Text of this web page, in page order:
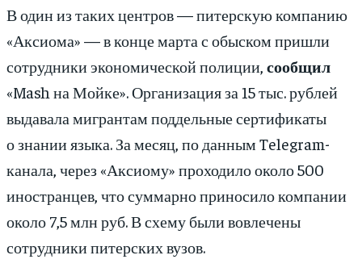
В один из таких центров — питерскую компанию
«Аксиома» — в конце марта с обыском пришли
сотрудники экономической полиции, сообщил
«Mash на Мойке». Организация за 15 тыс. рублей
выдавала мигрантам поддельные сертификаты
о знании языка. За месяц, по данным Telegram-
канала, через «Аксиому» проходило около 500
иностранцев, что суммарно приносило компании
около 7,5 млн руб. В схему были вовлечены
сотрудники питерских вузов.